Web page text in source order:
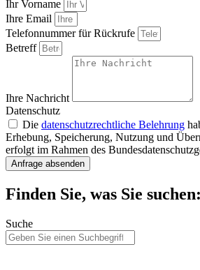
Ihr Vorname
Ihre Email
Telefonnummer für Rückrufe
Betreff
Ihre Nachricht
Datenschutz
Die datenschutzrechtliche Belehrung
Erhebung, Speicherung, Nutzung und
erfolgt im Rahmen des
Anfrage absenden
Finden Sie, was Sie suchen:
Suche